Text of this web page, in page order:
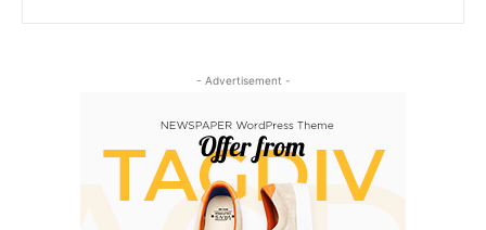
- Advertisement -